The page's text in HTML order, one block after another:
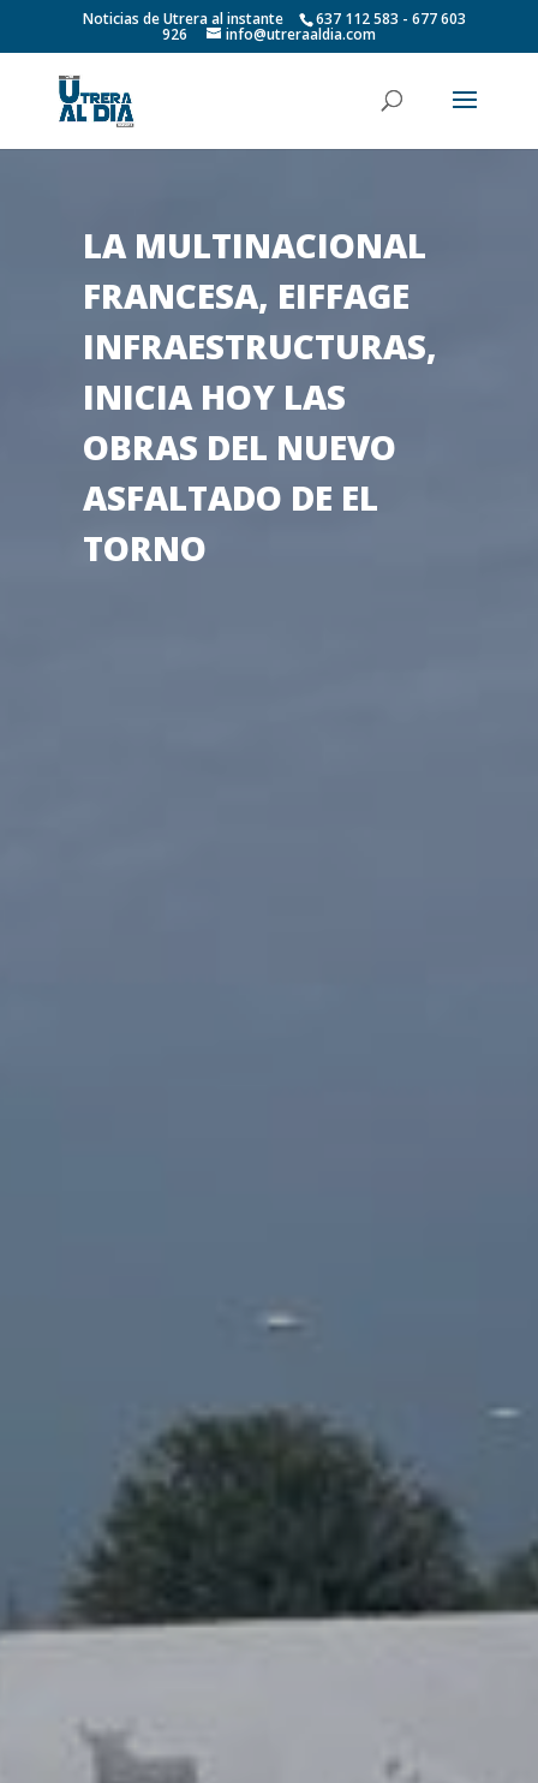
Noticias de Utrera al instante 637 112 583 - 677 603
926 info@utreraaldia.com
LA MULTINACIONAL
FRANCESA, EIFFAGE
INFRAESTRUCTURAS,
INICIA HOY LAS
OBRAS DEL NUEVO
ASFALTADO DE EL
TORNO